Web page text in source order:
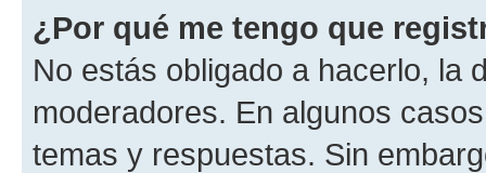
¿Por qué me tengo que
No estás obligado a hacerlo, la
moderadores. En algunos
temas y respuestas. Sin